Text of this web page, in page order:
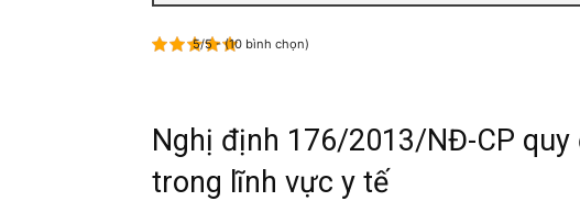
5/5 - (10 bình chọn)
Nghị định 176/2013/NĐ-CP
trong lĩnh vực y tế